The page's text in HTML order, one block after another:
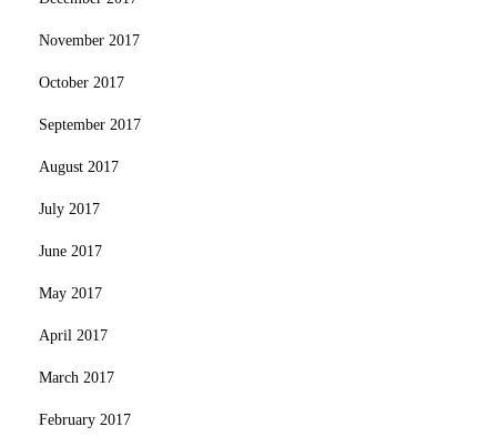
November 2017
October 2017
September 2017
August 2017
July 2017
June 2017
May 2017
April 2017
March 2017
February 2017